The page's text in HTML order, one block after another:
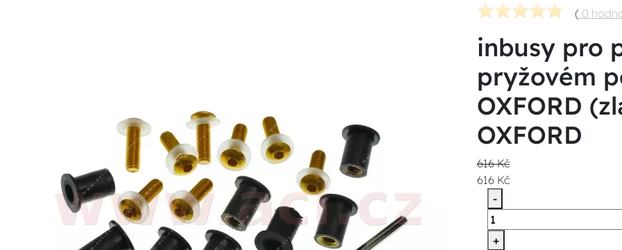
( 0
inbusy pro
pryžovém
OXFORD
OXFORD
616 Kč
616 Kč
-
+